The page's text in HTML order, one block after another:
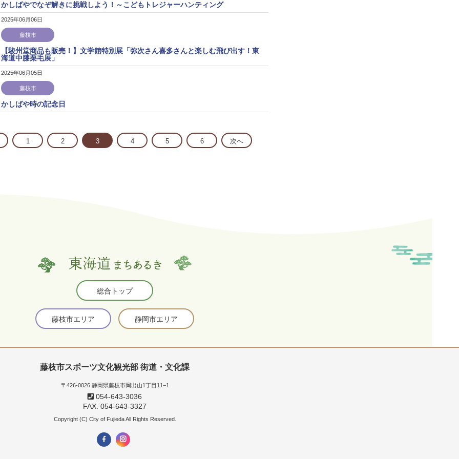
かしばやでなぞ解きに挑戦しよう！～こどもトレジャーハンティング
2025年06月06日
藤枝市
【駿州堂商品も販売！】文学館特別展「弥次さん喜多さんと楽しむ飛び出す！東
海道中膝栗毛展」
2025年06月05日
藤枝市
かしばや時の記念日
1 2 3 4 5 6 次へ
総合トップ
藤枝市エリア 静岡市エリア
藤枝市スポーツ文化観光部 街道・文化課
〒426-0026 静岡県藤枝市岡出山1丁目11−1
054-643-3036
FAX. 054-643-3327
Copyright (C) City of Fujieda All Rights Reserved.